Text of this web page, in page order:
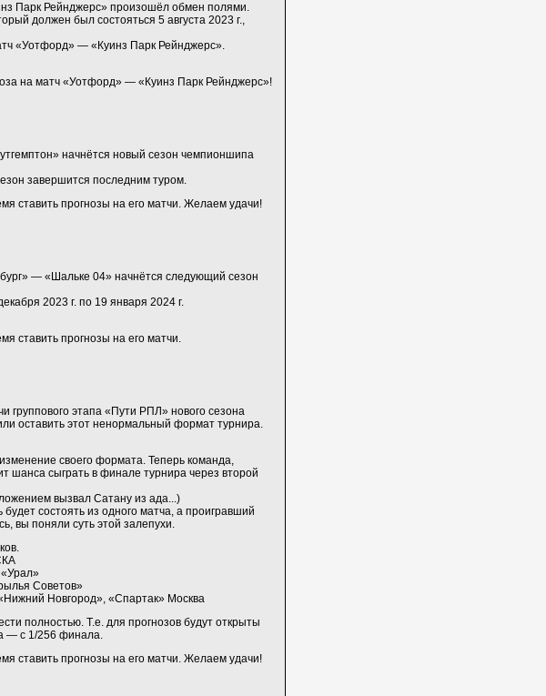
Парк Рейнджерс» произошёл обмен полями.
должен был состояться 5 августа 2023 г.,
«Уотфорд» — «Куинз Парк Рейнджерс».
на матч «Уотфорд» — «Куинз Парк Рейнджерс»!
начнётся новый сезон чемпионшипа
завершится последним туром.
ставить прогнозы на его матчи. Желаем удачи!
— «Шальке 04» начнётся следующий сезон
2023 г. по 19 января 2024 г.
ставить прогнозы на его матчи.
группового этапа «Пути РПЛ» нового сезона
оставить этот ненормальный формат турнира.
своего формата. Теперь команда,
шанса сыграть в финале турнира через второй
вызвал Сатану из ада...)
состоять из одного матча, а проигравший
вы поняли суть этой залепухи.
Советов»
Новгород», «Спартак» Москва
полностью. Т.е. для прогнозов будут открыты
— c 1/256 финала.
ставить прогнозы на его матчи. Желаем удачи!